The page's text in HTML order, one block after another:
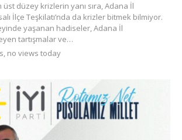
üst düzey krizlerin yanı sıra, Adana İl
İlçe Teşkilatı’nda da krizler bitmek bilmiyor.
yaşanan hadiseler, Adana İl
tartışmalar ve…
no views today